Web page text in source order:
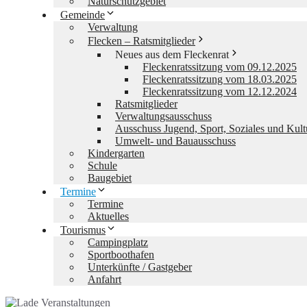
Gemeinde
Verwaltung
Flecken – Ratsmitglieder
Neues aus dem Fleckenrat
Fleckenratssitzung vom 09.12.2025
Fleckenratssitzung vom 18.03.2025
Fleckenratssitzung vom 12.12.2024
Ratsmitglieder
Verwaltungsausschuss
Ausschuss Jugend, Sport, Soziales und
Umwelt- und Bauausschuss
Kindergarten
Schule
Baugebiet
Termine
Termine
Aktuelles
Tourismus
Campingplatz
Sportboothafen
Unterkünfte / Gastgeber
Anfahrt